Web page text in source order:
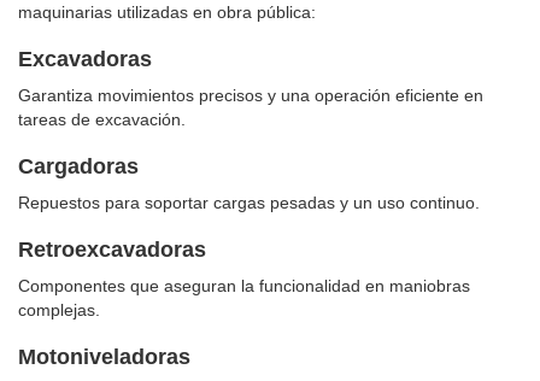
maquinarias utilizadas en obra pública:
Excavadoras
Garantiza movimientos precisos y una operación eficiente en
tareas de excavación.
Cargadoras
Repuestos para soportar cargas pesadas y un uso continuo.
Retroexcavadoras
Componentes que aseguran la funcionalidad en maniobras
complejas.
Motoniveladoras